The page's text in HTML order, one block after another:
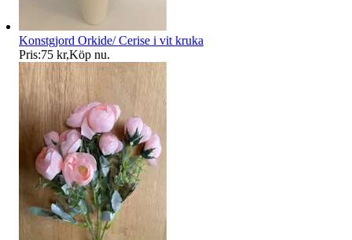
Konstgjord Orkide/ Cerise i vit kruka
Pris:75 kr,Köp nu.